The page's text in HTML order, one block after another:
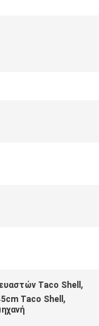
Taco Shell ,
Taco Shell ,